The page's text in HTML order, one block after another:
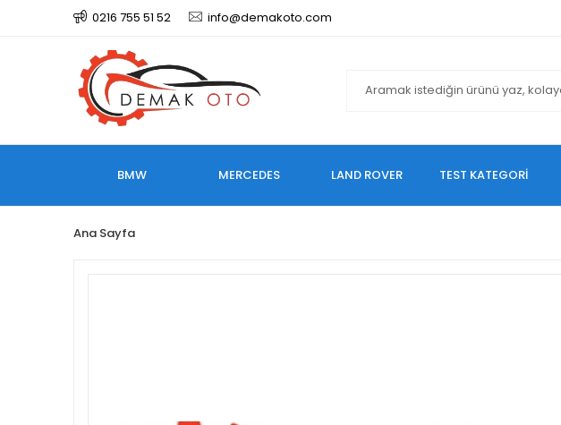
0216 755 51 52 info@demakoto.com
BMW MERCEDES LAND ROVER TEST KATEGORİ
Ana Sayfa